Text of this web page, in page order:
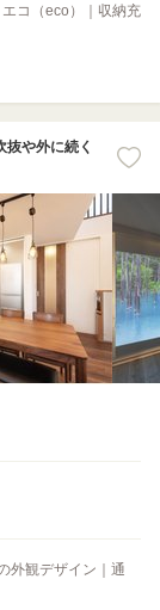
コ（eco）｜収納充
抜や外に続く
外観デザイン｜通